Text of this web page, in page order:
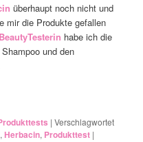
überhaupt noch nicht und
mir die Produkte gefallen
BeautyTesterin habe ich die
und den
|Verschlagwortet
,Herbacin, Produkttest |